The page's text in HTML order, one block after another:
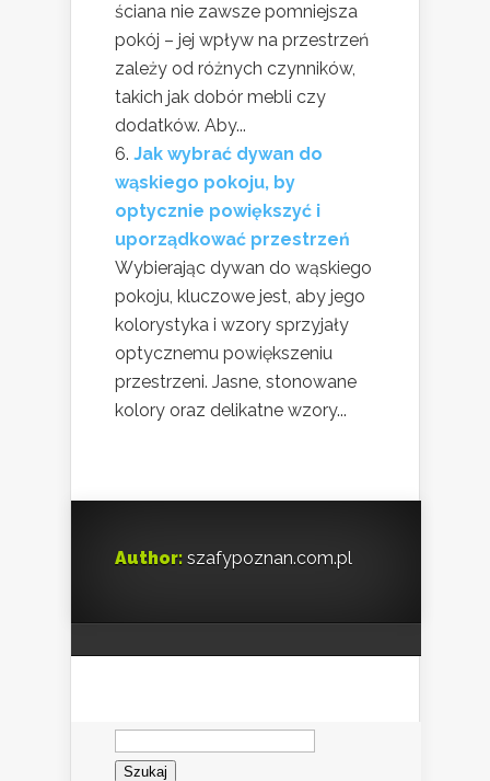
ściana nie zawsze pomniejsza
pokój – jej wpływ na przestrzeń
zależy od różnych czynników,
takich jak dobór mebli czy
dodatków. Aby...
Jak wybrać dywan do
wąskiego pokoju, by
optycznie powiększyć i
uporządkować przestrzeń
Wybierając dywan do wąskiego
pokoju, kluczowe jest, aby jego
kolorystyka i wzory sprzyjały
optycznemu powiększeniu
przestrzeni. Jasne, stonowane
kolory oraz delikatne wzory...
Author: szafypoznan.com.pl
Szukaj: